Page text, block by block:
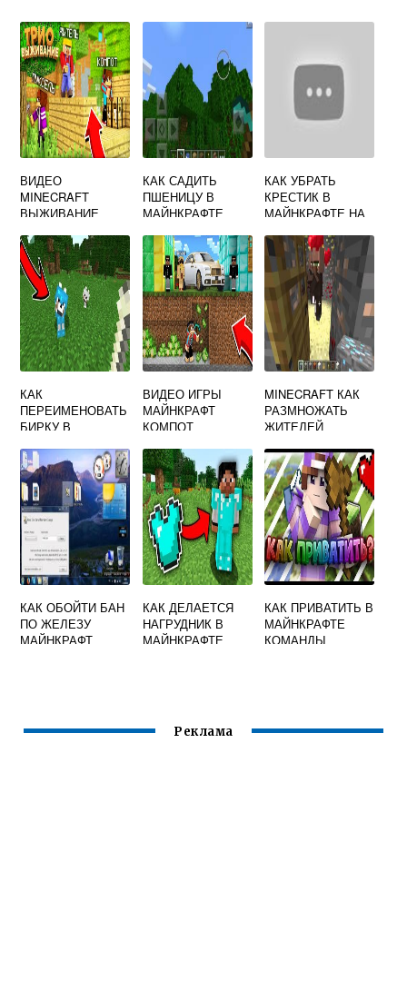
ВИДЕО
MINECRAFT
ВЫЖИВАНИЕ
КАК САДИТЬ
ПШЕНИЦУ В
МАЙНКРАФТЕ
КАК УБРАТЬ
КРЕСТИК В
МАЙНКРАФТЕ НА
КАК
ПЕРЕИМЕНОВАТЬ
БИРКУ В
ВИДЕО ИГРЫ
МАЙНКРАФТ
КОМПОТ
MINECRAFT КАК
РАЗМНОЖАТЬ
ЖИТЕЛЕЙ
КАК ОБОЙТИ БАН
ПО ЖЕЛЕЗУ
МАЙНКРАФТ
КАК ДЕЛАЕТСЯ
НАГРУДНИК В
МАЙНКРАФТЕ
КАК ПРИВАТИТЬ В
МАЙНКРАФТЕ
КОМАНДЫ
Реклама